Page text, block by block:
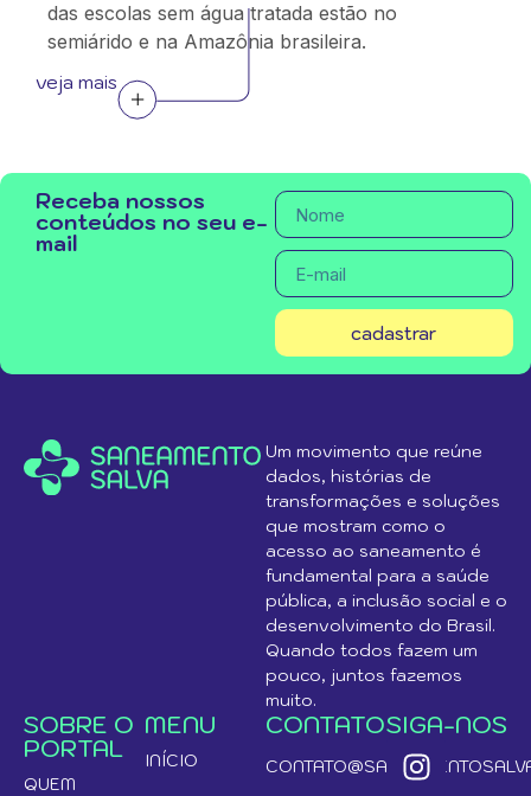
das escolas sem água tratada estão no
semiárido e na Amazônia brasileira.
veja mais
Receba nossos
conteúdos no seu e-
mail
cadastrar
Um movimento que reúne
dados, histórias de
transformações e soluções
que mostram como o
acesso ao saneamento é
fundamental para a saúde
pública, a inclusão social e o
desenvolvimento do Brasil.
Quando todos fazem um
pouco, juntos fazemos
muito.
SOBRE O
PORTAL
QUEM
MENU
INÍCIO
CONTATOSIGA-NOS